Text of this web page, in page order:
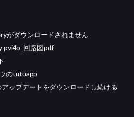
がダウンロードされません
pvi4b_回路図pdf
のtutuapp
ップデートをダウンロードし続ける